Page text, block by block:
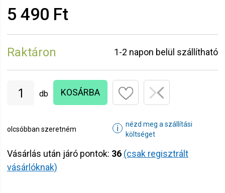
5 490 Ft
Raktáron 1-2 napon belül szállítható
db KOSÁRBA
olcsóbban szeretném ℹ
nézd meg a szállítási
költséget
Vásárlás után járó pontok: 36 (csak regisztrált
vásárlóknak)